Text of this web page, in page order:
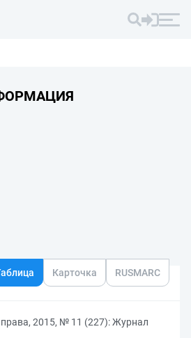
Карточка RUSMARC
2015, № 11 (227): Журнал